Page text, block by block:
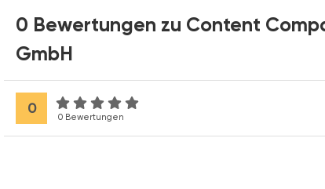
0 Bewertungen zu Content
GmbH
0
0 Bewertungen